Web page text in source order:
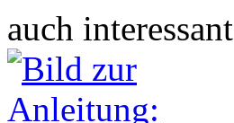
auch interessant